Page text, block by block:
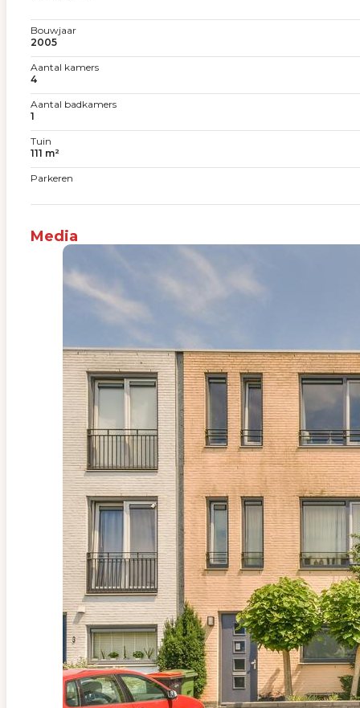
Bouwjaar
2005
Aantal kamers
4
Aantal badkamers
1
Tuin
111 m²
Parkeren
Media